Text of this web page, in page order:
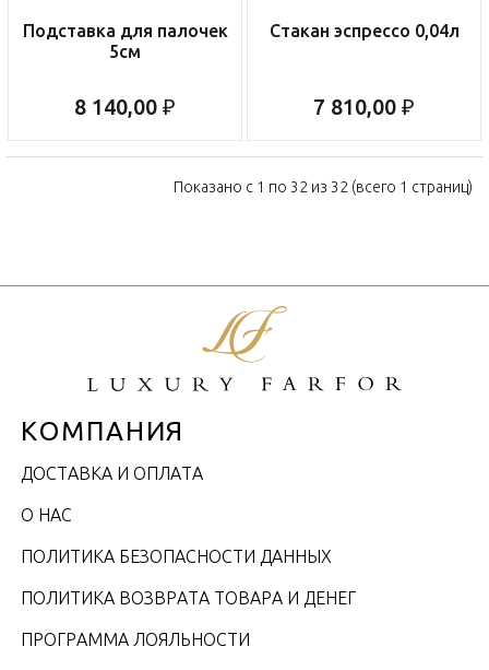
Подставка для палочек
5см
8 140,00 ₽
Стакан эспрессо 0,04л
7 810,00 ₽
Показано с 1 по 32 из 32 (всего 1 страниц)
КОМПАНИЯ
ДОСТАВКА И ОПЛАТА
О НАС
ПОЛИТИКА БЕЗОПАСНОСТИ ДАННЫХ
ПОЛИТИКА ВОЗВРАТА ТОВАРА И ДЕНЕГ
ПРОГРАММА ЛОЯЛЬНОСТИ